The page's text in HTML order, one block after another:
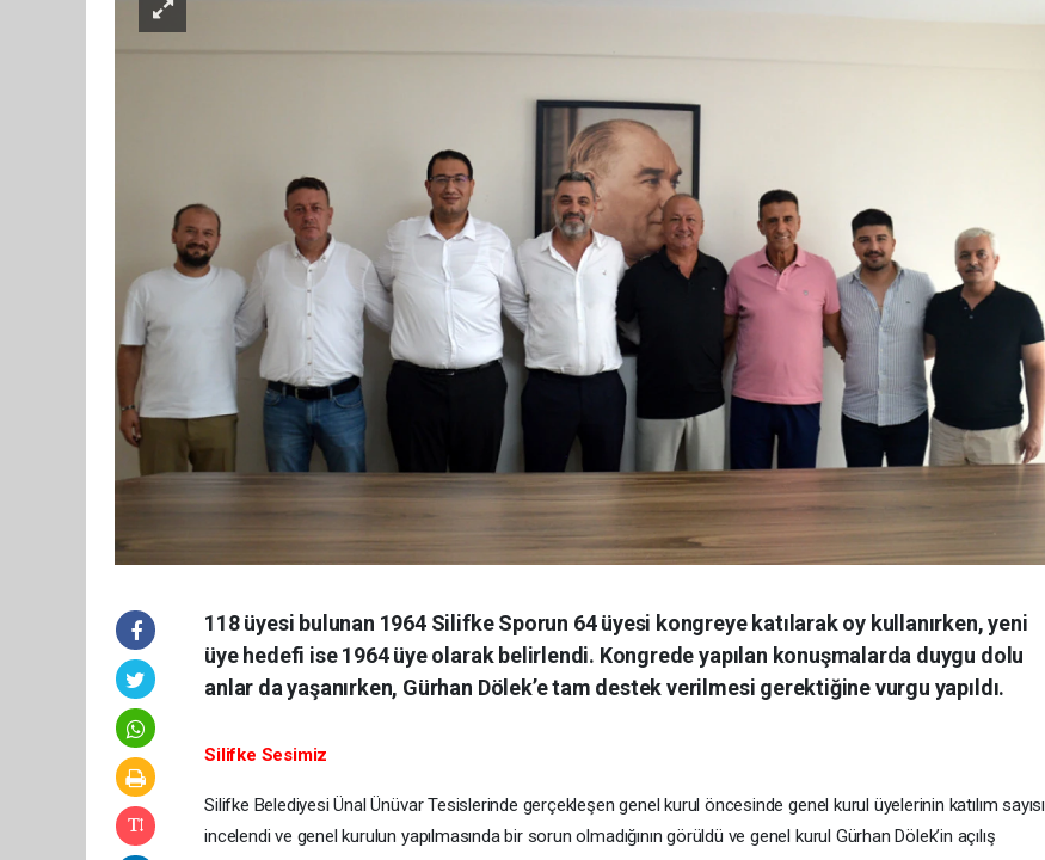
118 üyesi bulunan 1964 Silifke Sporun 64 üyesi kongreye katılarak oy kullanırken, yeni
üye hedefi ise 1964 üye olarak belirlendi. Kongrede yapılan konuşmalarda duygu dolu
anlar da yaşanırken, Gürhan Dölek’e tam destek verilmesi gerektiğine vurgu yapıldı.
Silifke Sesimiz
Silifke Belediyesi Ünal Ünüvar Tesislerinde gerçekleşen genel kurul öncesinde genel kurul üyelerinin katılım sayısı
incelendi ve genel kurulun yapılmasında bir sorun olmadığının görüldü ve genel kurul Gürhan Dölek’in açılış